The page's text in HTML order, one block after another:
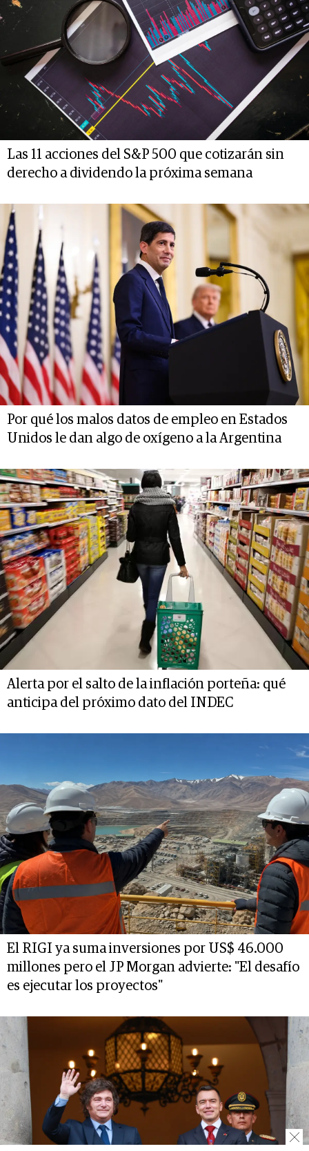
Las 11 acciones del S&P 500 que cotizarán sin
derecho a dividendo la próxima semana
Por qué los malos datos de empleo en Estados
Unidos le dan algo de oxígeno a la Argentina
Alerta por el salto de la inflación porteña: qué
anticipa del próximo dato del INDEC
El RIGI ya suma inversiones por US$ 46.000
millones pero el JP Morgan advierte: "El desafío
es ejecutar los proyectos"